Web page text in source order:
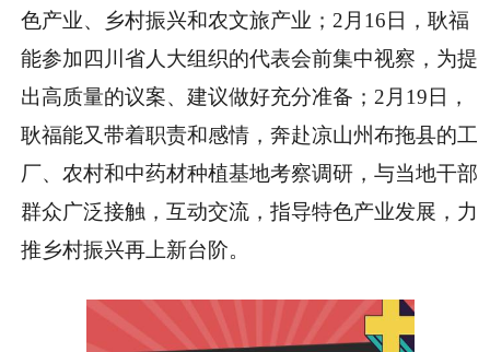
色产业、乡村振兴和农文旅产业；2月16日，耿福
能参加四川省人大组织的代表会前集中视察，为提
出高质量的议案、建议做好充分准备；2月19日，
耿福能又带着职责和感情，奔赴凉山州布拖县的工
厂、农村和中药材种植基地考察调研，与当地干部
群众广泛接触，互动交流，指导特色产业发展，力
推乡村振兴再上新台阶。